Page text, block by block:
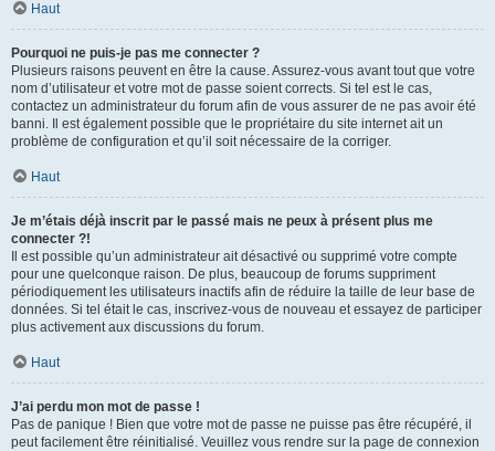
Haut
Pourquoi ne puis-je pas me connecter ?
Plusieurs raisons peuvent en être la cause. Assurez-vous avant tout que votre
nom d’utilisateur et votre mot de passe soient corrects. Si tel est le cas,
contactez un administrateur du forum afin de vous assurer de ne pas avoir été
banni. Il est également possible que le propriétaire du site internet ait un
problème de configuration et qu’il soit nécessaire de la corriger.
Haut
Je m’étais déjà inscrit par le passé mais ne peux à présent plus me
connecter ?!
Il est possible qu’un administrateur ait désactivé ou supprimé votre compte
pour une quelconque raison. De plus, beaucoup de forums suppriment
périodiquement les utilisateurs inactifs afin de réduire la taille de leur base de
données. Si tel était le cas, inscrivez-vous de nouveau et essayez de participer
plus activement aux discussions du forum.
Haut
J’ai perdu mon mot de passe !
Pas de panique ! Bien que votre mot de passe ne puisse pas être récupéré, il
peut facilement être réinitialisé. Veuillez vous rendre sur la page de connexion